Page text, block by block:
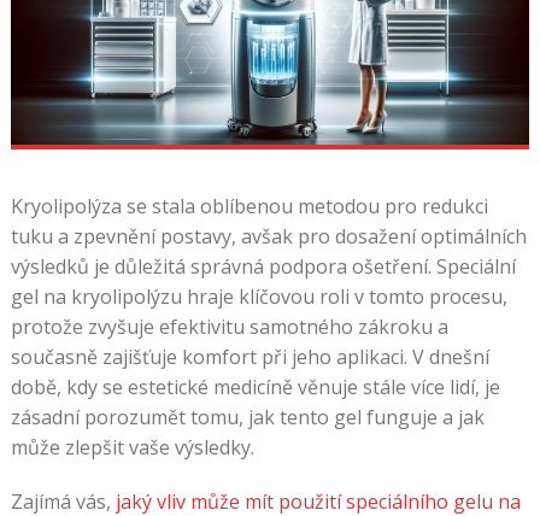
Kryolipolýza se stala oblíbenou metodou pro redukci
tuku a zpevnění postavy, avšak pro dosažení optimálních
výsledků je důležitá správná podpora ošetření. Speciální
gel na kryolipolýzu hraje klíčovou roli v tomto procesu,
protože zvyšuje efektivitu samotného zákroku a
současně zajišťuje komfort při jeho aplikaci. V dnešní
době, kdy se estetické medicíně věnuje stále více lidí, je
zásadní porozumět tomu, jak tento gel funguje a jak
může zlepšit vaše výsledky.
Zajímá vás, jaký vliv může mít použití speciálního gelu na